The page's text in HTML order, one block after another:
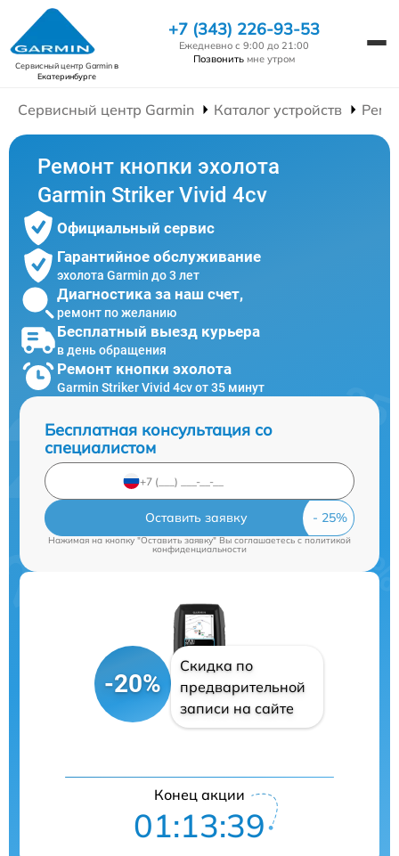
Сервисный центр Garminв
Екатеринбурге
+7 (343) 226-93-53
Ежедневно с 9:00 до 21:00
Позвонить мне утром
Сервисный центр Garmin Каталог устройств
Ремонт кнопки эхолота
Garmin Striker Vivid 4cv
Официальный сервис
Гарантийное обслуживание
эхолота Garmin до 3 лет
Диагностика за наш счет,
ремонт по желанию
Бесплатный выезд курьера
в день обращения
Ремонт кнопки эхолота
Garmin Striker Vivid 4cv от 35 минут
Бесплатная консультация со
специалистом
Оставить заявку
Нажимая на кнопку "Оставить заявку" Вы соглашаетесь cполитикой
конфиденциальности
-20%
Скидка по
предварительной
записи на сайте
Конец акции
01:13:39